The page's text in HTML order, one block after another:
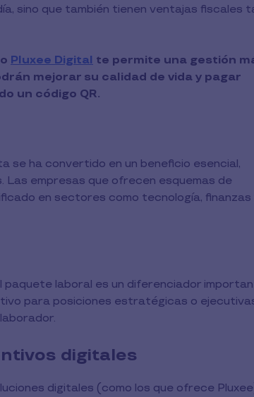
sino que también tienen ventajas fiscales
Pluxee Digital te permite una gestión
mejorar su calidad de vida y pagar
un código QR.
se ha convertido en un beneficio esencial,
empresas que ofrecen esquemas de
en sectores como tecnología, finanzas
laboral es un diferenciador
para posiciones estratégicas o
digitales
digitales (como los que ofrece